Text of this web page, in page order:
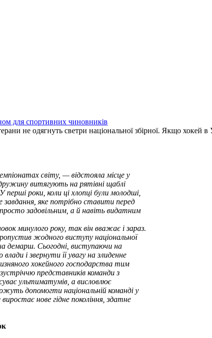
для спортивних чиновників
не одягнуть светри національної збірної. Якщо хокей
світу, — відстояла місце у
витягують на рятівні щаблі
роки, коли ці хлопці були молодші,
яке потрібно ставити перед
задовільним, а й навіть видатним
минулого року, так він вважає і зараз.
жодного виступу національної
демарш. Сьогодні, виступаючи на
і звернути її увагу на злиденне
хокейного господарства тим
представникiв команди з
ультиматумів, а висловлює
допомогти національній команді у
нове гідне покоління, здатне